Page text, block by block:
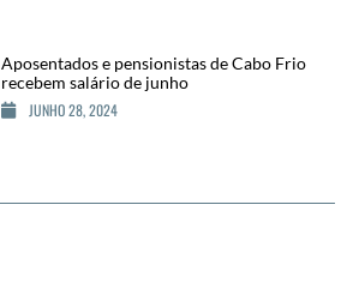
Aposentados e pensionistas de Cabo Frio
recebem salário de junho
JUNHO 28, 2024